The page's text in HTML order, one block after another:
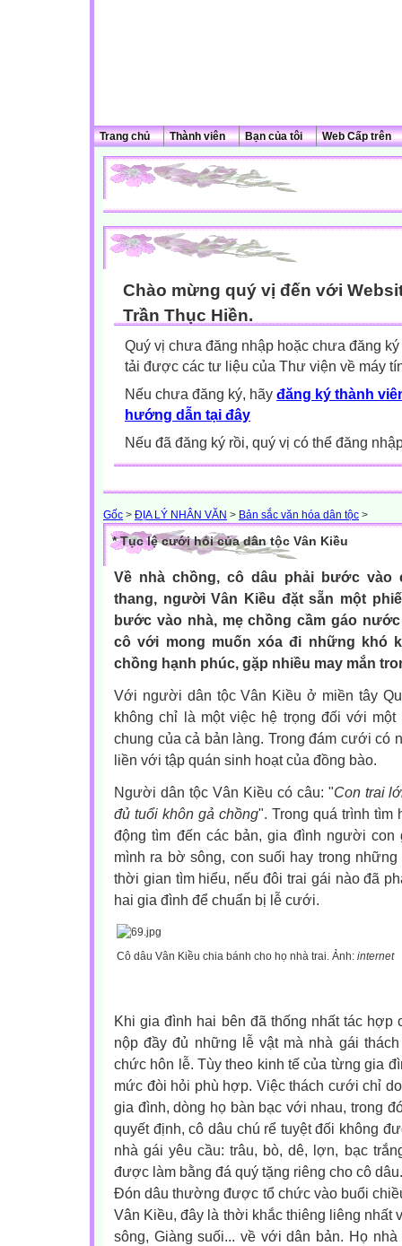
Trang chủ Thành viên Bạn của tôi Web Cấp trên
Chào mừng quý vị đến với
Trần Thục Hiền.
Quý vị chưa đăng nhập hoặc chưa đăng
tải được các tư liệu của Thư viện về máy
Nếu chưa đăng ký, hãy đăng ký thành
hướng dẫn tại đây
Nếu đã đăng ký rồi, quý vị có thể đăng
Gốc > ĐỊA LÝ NHÂN VĂN > Bản sắc văn hóa dân tộc >
* Tục lệ cưới hỏi của dân tộc Vân Kiều
Về nhà chồng, cô dâu phải bước vào
thang, người Vân Kiều đặt sẵn một
bước vào nhà, mẹ chồng cầm gáo
cô với mong muốn xóa đi những khó
chồng hạnh phúc, gặp nhiều may mắn
Với người dân tộc Vân Kiều ở miền tây
không chỉ là một việc hệ trọng đối với
chung của cả bản làng. Trong đám cưới có
liền với tập quán sinh hoạt của đồng bào.
Người dân tộc Vân Kiều có câu: "Con trai
đủ tuổi khôn gả chồng". Trong quá trình tìm
động tìm đến các bản, gia đình người con
mình ra bờ sông, con suối hay trong
thời gian tìm hiểu, nếu đôi trai gái nào đã
hai gia đình để chuẩn bị lễ cưới.
Cô dâu Vân Kiều chia bánh cho họ nhà trai. Ảnh: internet
Khi gia đình hai bên đã thống nhất tác hợp
nộp đầy đủ những lễ vật mà nhà gái
chức hôn lễ. Tùy theo kinh tế của từng gia
mức đòi hỏi phù hợp. Việc thách cưới chỉ
gia đình, dòng họ bàn bạc với nhau, trong
quyết định, cô dâu chú rể tuyệt đối không
nhà gái yêu cầu: trâu, bò, dê, lợn, bạc
được làm bằng đá quý tặng riêng cho cô
Đón dâu thường được tổ chức vào buổi
Vân Kiều, đây là thời khắc thiêng liêng nhất
sông, Giàng suối... về với dân bản. Họ